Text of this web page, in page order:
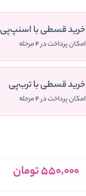
خرید قسطی با اسنپ‌پی
امکان پرداخت در ۴ مرحله
خرید قسطی با ترب‌پی
امکان پرداخت در ۴ مرحله
550٬000تومان